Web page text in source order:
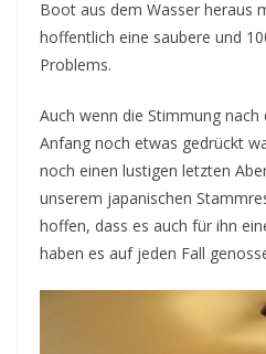
Boot aus dem Wasser heraus
hoffentlich eine saubere und
Problems.
Auch wenn die Stimmung nach
Anfang noch etwas gedrückt
noch einen lustigen letzten
unserem japanischen
hoffen, dass es auch für ihn
haben es auf jeden Fall